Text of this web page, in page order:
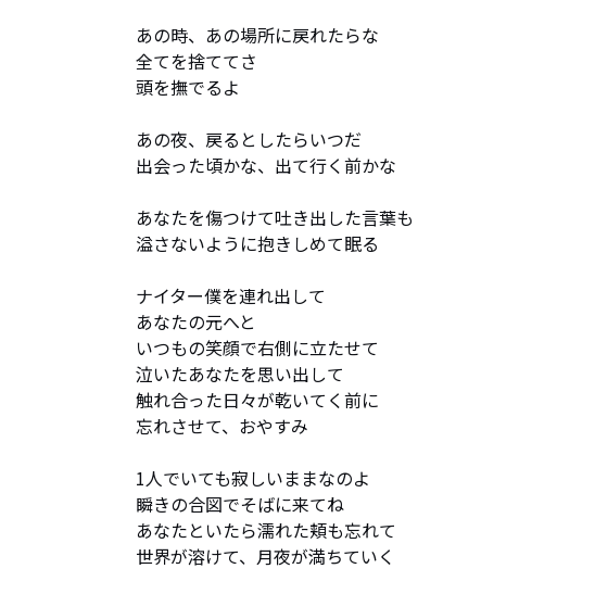
あの時、あの場所に戻れたらな
全てを捨ててさ
頭を撫でるよ
あの夜、戻るとしたらいつだ
出会った頃かな、出て行く前かな
あなたを傷つけて吐き出した言葉も
溢さないように抱きしめて眠る
ナイター僕を連れ出して
あなたの元へと
いつもの笑顔で右側に立たせて
泣いたあなたを思い出して
触れ合った日々が乾いてく前に
忘れさせて、おやすみ
1人でいても寂しいままなのよ
瞬きの合図でそばに来てね
あなたといたら濡れた頬も忘れて
世界が溶けて、月夜が満ちていく